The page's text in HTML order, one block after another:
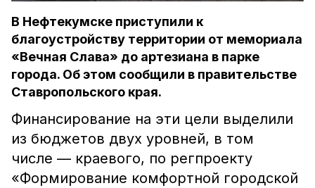
В Нефтекумске приступили к
благоустройству территории от мемориала
«Вечная Слава» до артезиана в парке
города. Об этом сообщили в правительстве
Ставропольского края.
Финансирование на эти цели выделили
из бюджетов двух уровней, в том
числе — краевого, по регпроекту
«Формирование комфортной городской